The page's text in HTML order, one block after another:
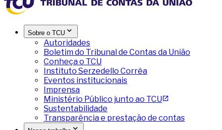
Sobre o TCU
Autoridades
Boletim do Tribunal de Contas da União
Conheça o TCU
Instituto Serzedello Corrêa
Eventos institucionais
Imprensa
Ministério Público junto ao TCU
Sustentabilidade
Transparência e prestação de contas